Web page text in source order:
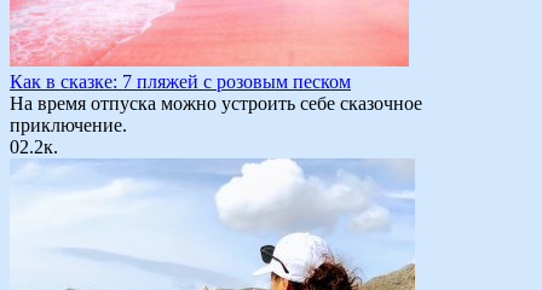
Как в сказке: 7 пляжей с розовым песком
На время отпуска можно устроить себе сказочное
приключение.
02.2к.